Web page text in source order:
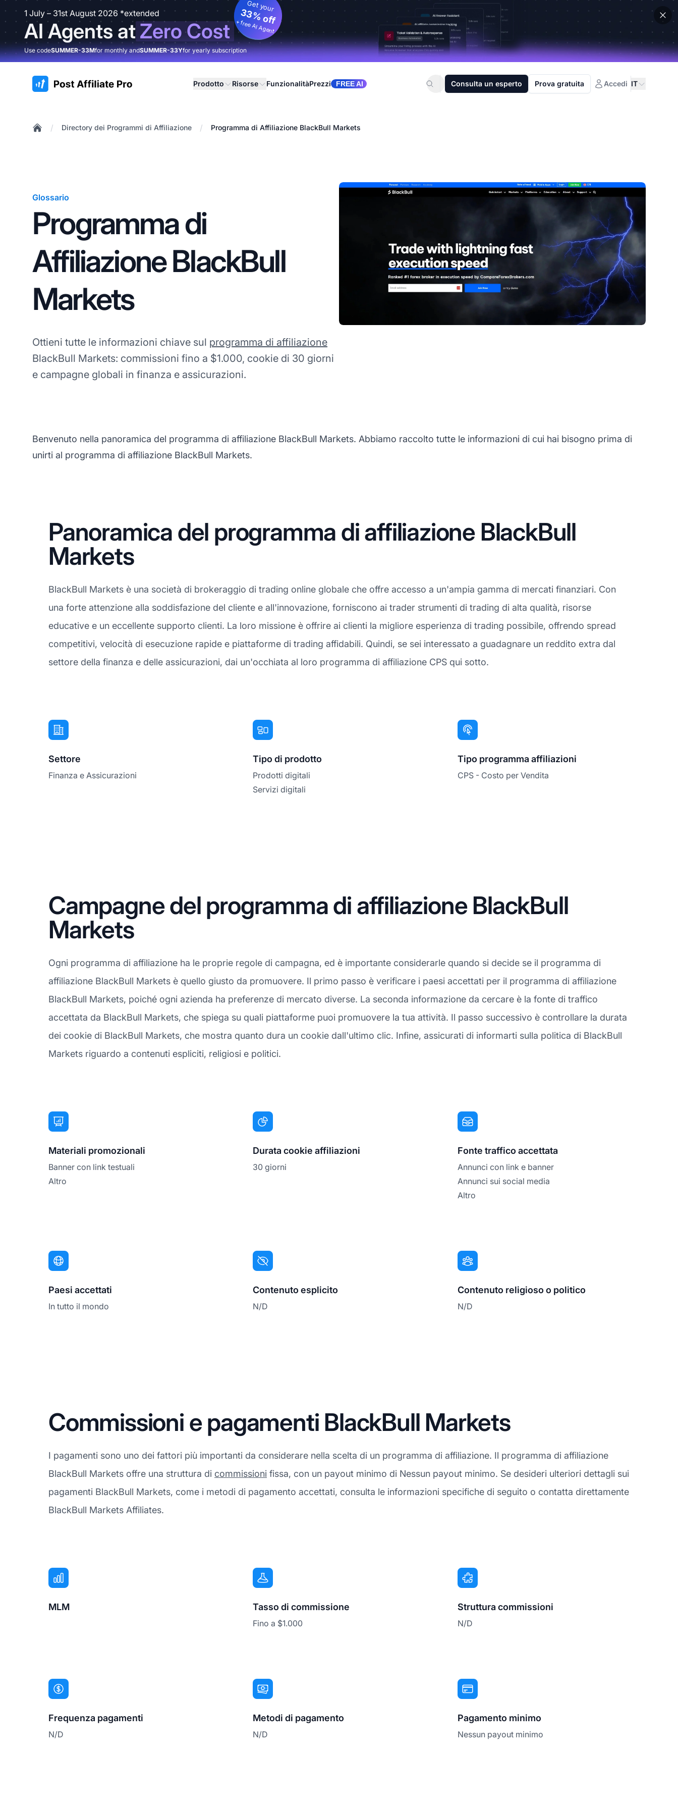
1 July – 31st August 2026 *extended
AI Agents atZero Cost
Get your
33% off
+ free AI Agent
Use codeSUMMER-33Mfor monthly andSUMMER-33Yfor yearly subscription
:site.title Prodotto Risorse FunzionalitàPrezzi FREE AI Consulta un esperto Prova gratuita Accedi IT
/ Directory dei Programmi di Affiliazione / Programma di Affiliazione BlackBull Markets
Glossario
Programma di
Affiliazione BlackBull
Markets
Ottieni tutte le informazioni chiave sul programma di affiliazione
BlackBull Markets: commissioni fino a $1.000, cookie di 30 giorni
e campagne globali in finanza e assicurazioni.
Benvenuto nella panoramica del programma di affiliazione BlackBull Markets. Abbiamo raccolto tutte le informazioni di cui hai bisogno prima di
unirti al programma di affiliazione BlackBull Markets.
Panoramica del programma di affiliazione BlackBull
Markets
BlackBull Markets è una società di brokeraggio di trading online globale che offre accesso a un'ampia gamma di mercati finanziari. Con
una forte attenzione alla soddisfazione del cliente e all'innovazione, forniscono ai trader strumenti di trading di alta qualità, risorse
educative e un eccellente supporto clienti. La loro missione è offrire ai clienti la migliore esperienza di trading possibile, offrendo spread
competitivi, velocità di esecuzione rapide e piattaforme di trading affidabili. Quindi, se sei interessato a guadagnare un reddito extra dal
settore della finanza e delle assicurazioni, dai un'occhiata al loro programma di affiliazione CPS qui sotto.
Settore
Finanza e Assicurazioni
Tipo di prodotto
Prodotti digitali
Servizi digitali
Tipo programma affiliazioni
CPS - Costo per Vendita
Campagne del programma di affiliazione BlackBull
Markets
Ogni programma di affiliazione ha le proprie regole di campagna, ed è importante considerarle quando si decide se il programma di
affiliazione BlackBull Markets è quello giusto da promuovere. Il primo passo è verificare i paesi accettati per il programma di affiliazione
BlackBull Markets, poiché ogni azienda ha preferenze di mercato diverse. La seconda informazione da cercare è la fonte di traffico
accettata da BlackBull Markets, che spiega su quali piattaforme puoi promuovere la tua attività. Il passo successivo è controllare la durata
dei cookie di BlackBull Markets, che mostra quanto dura un cookie dall'ultimo clic. Infine, assicurati di informarti sulla politica di BlackBull
Markets riguardo a contenuti espliciti, religiosi e politici.
Materiali promozionali
Banner con link testuali
Altro
Durata cookie affiliazioni
30 giorni
Fonte traffico accettata
Annunci con link e banner
Annunci sui social media
Altro
Paesi accettati
In tutto il mondo
Contenuto esplicito
N/D
Contenuto religioso o politico
N/D
Commissioni e pagamenti BlackBull Markets
I pagamenti sono uno dei fattori più importanti da considerare nella scelta di un programma di affiliazione. Il programma di affiliazione
BlackBull Markets offre una struttura di commissioni fissa, con un payout minimo di Nessun payout minimo. Se desideri ulteriori dettagli sui
pagamenti BlackBull Markets, come i metodi di pagamento accettati, consulta le informazioni specifiche di seguito o contatta direttamente
BlackBull Markets Affiliates.
MLM Tasso di commissione
Fino a $1.000
Struttura commissioni
N/D
Frequenza pagamenti
N/D
Metodi di pagamento
N/D
Pagamento minimo
Nessun payout minimo